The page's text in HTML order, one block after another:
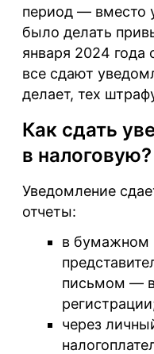
период — вместо
было делать
января 2024 года
все сдают
делает, тех
Как сдать
в налоговую?
Уведомление
отчеты:
в бумажном
письмом —
через